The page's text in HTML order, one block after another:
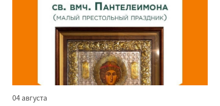
04 августа